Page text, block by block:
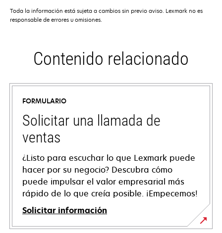
Toda la información está sujeta a cambios sin previo aviso. Lexmark no es
responsable de errores u omisiones.
Contenido relacionado
FORMULARIO
Solicitar una llamada de
ventas
¿Listo para escuchar lo que Lexmark puede
hacer por su negocio? Descubra cómo
puede impulsar el valor empresarial más
rápido de lo que creía posible. ¡Empecemos!
Solicitar información